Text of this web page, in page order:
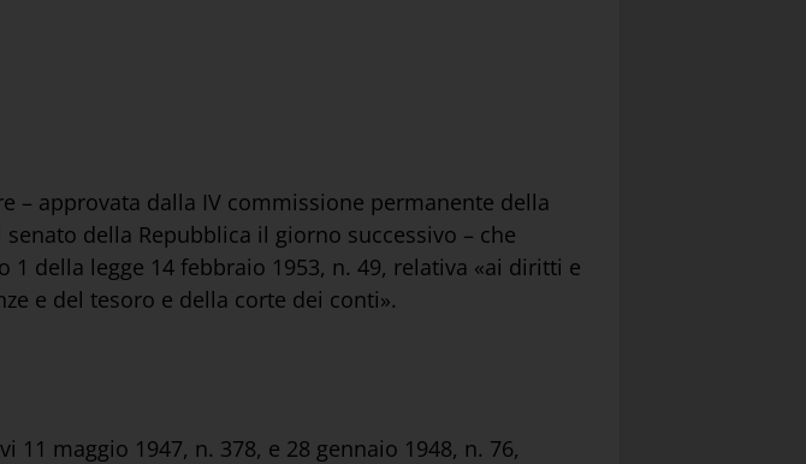
– approvata dalla IV commissione permanente della
della Repubblica il giorno successivo – che
della legge 14 febbraio 1953, n. 49, relativa «ai diritti e
e del tesoro e della corte dei conti».
maggio 1947, n. 378, e 28 gennaio 1948, n. 76,